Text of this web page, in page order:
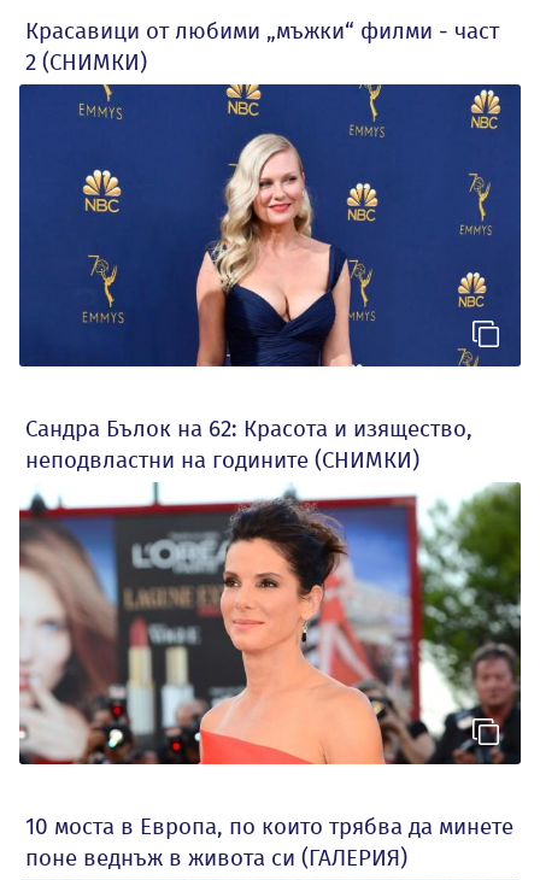
Красавици от любими „мъжки“ филми - част
2 (СНИМКИ)
Сандра Бълок на 62: Красота и изящество,
неподвластни на годините (СНИМКИ)
10 моста в Европа, по които трябва да минете
поне веднъж в живота си (ГАЛЕРИЯ)